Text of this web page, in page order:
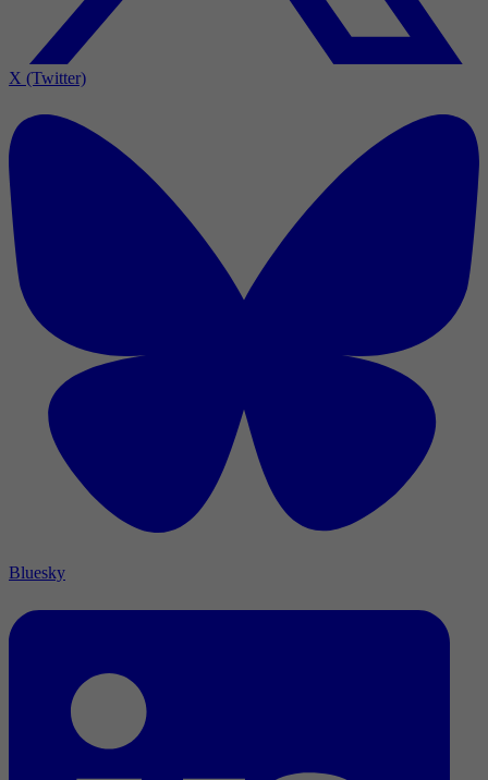
X (Twitter)
Bluesky